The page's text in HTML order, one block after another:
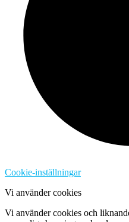
Cookie-inställningar
Vi använder cookies
Vi använder cookies och